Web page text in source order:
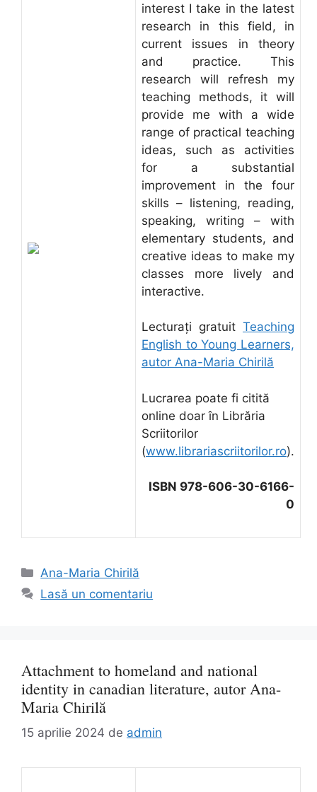
interest I take in the latest
research in this field, in
current issues in theory
and practice. This
research will refresh my
teaching methods, it will
provide me with a wide
range of practical teaching
ideas, such as activities
for a substantial
improvement in the four
skills – listening, reading,
speaking, writing – with
elementary students, and
creative ideas to make my
classes more lively and
interactive.
Lecturați gratuit Teaching
English to Young Learners,
autor Ana-Maria Chirilă
Lucrarea poate fi citită
online doar în Librăria
Scriitorilor
(www.librariascriitorilor.ro).
ISBN 978-606-30-6166-
0
Categorii
Ana-Maria Chirilă
Lasă un comentariu
Attachment to homeland and national
identity in canadian literature, autor Ana-
Maria Chirilă
15 aprilie 2024 de admin